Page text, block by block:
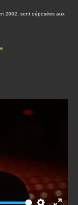
2002, sont déposées aux